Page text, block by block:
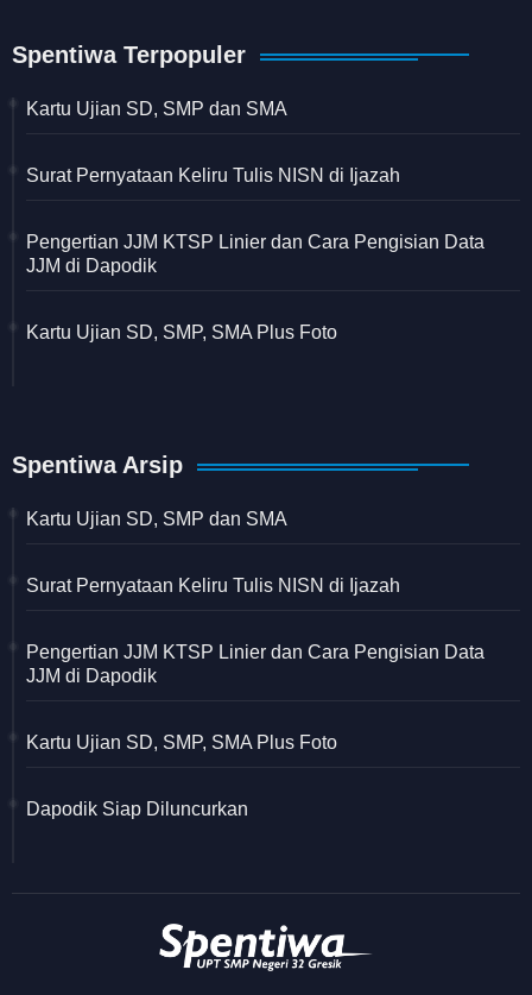
Spentiwa Terpopuler
Kartu Ujian SD, SMP dan SMA
Surat Pernyataan Keliru Tulis NISN di Ijazah
Pengertian JJM KTSP Linier dan Cara Pengisian Data
JJM di Dapodik
Kartu Ujian SD, SMP, SMA Plus Foto
Spentiwa Arsip
Kartu Ujian SD, SMP dan SMA
Surat Pernyataan Keliru Tulis NISN di Ijazah
Pengertian JJM KTSP Linier dan Cara Pengisian Data
JJM di Dapodik
Kartu Ujian SD, SMP, SMA Plus Foto
Dapodik Siap Diluncurkan